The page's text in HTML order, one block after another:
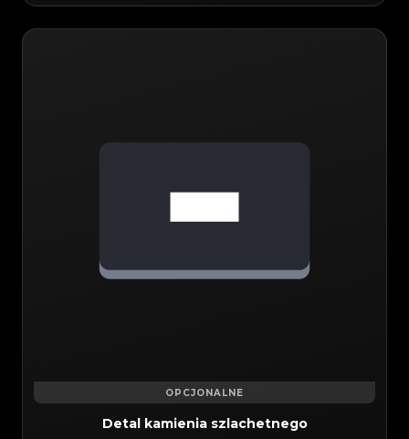
OPCJONALNE
Detal kamienia szlachetnego